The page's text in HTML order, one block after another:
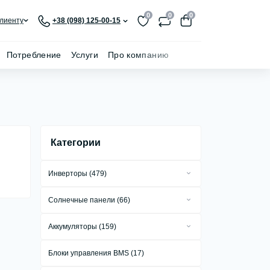
+38 (098) 125-00-15
0 0 0
Потребление Услуги Про компанию
Категории
Инверторы (479)
Гибридные инверторы (181)
Автомобильные инверторы (1)
Солнечные панели (66)
Гибкие солнечные панели (3)
Аккумуляторы (159)
Блоки управления BMS (17)